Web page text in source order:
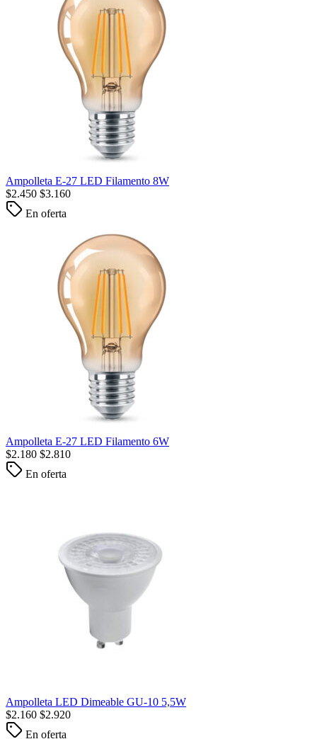
Ampolleta E-27 LED Filamento 8W
$2.450 $3.160
En oferta
Ampolleta E-27 LED Filamento 6W
$2.180 $2.810
En oferta
Ampolleta LED Dimeable GU-10 5,5W
$2.160 $2.920
En oferta